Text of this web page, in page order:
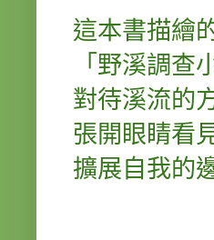
這本書描繪
「野溪調
對待溪流的
張開眼睛看
擴展自我的